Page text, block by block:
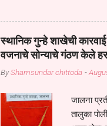
चार कुपा
नरदेहाचा
शिष्य आनंद
संत्संगाचे
या
स्थानिक गुन्हे शाखेची
वजनाचे सोन्याचे गंठण केले
ByShamsundar chittoda -
जालना
तालुका